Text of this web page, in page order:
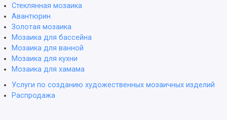
Стеклянная мозаика
Авантюрин
Золотая мозаика
Мозаика для бассейна
Мозаика для ванной
Мозаика для кухни
Мозаика для хамама
Услуги по созданию художественных мозаичных изделий
Распродажа